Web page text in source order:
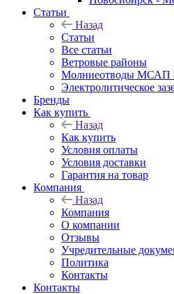
Статьи
Назад
Статьи
Все статьи
Ветровые районы
Молниеотводы МСАП
Электролитическое
Бренды
Как купить
Назад
Как купить
Условия оплаты
Условия доставки
Гарантия на товар
Компания
Назад
Компания
О компании
Отзывы
Учредительные
Политика
Контакты
Контакты